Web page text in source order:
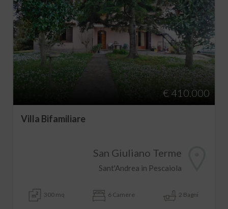
€ 410.000
Villa Bifamiliare
San Giuliano Terme
Sant'Andrea in Pescaiola
300 mq 6 Camere 2 Bagni